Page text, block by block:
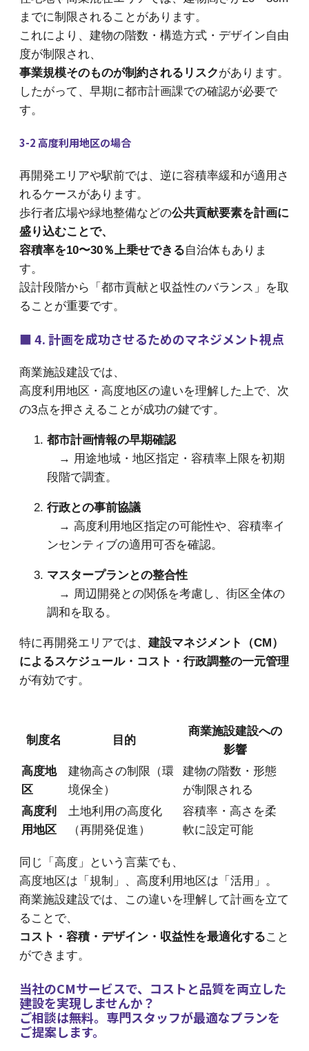
までに制限されることがあります。
これにより、建物の階数・構造方式・デザイン自由
度が制限され、
事業規模そのものが制約されるリスクがあります。
したがって、早期に都市計画課での確認が必要で
す。
3-2 高度利用地区の場合
再開発エリアや駅前では、逆に容積率緩和が適用さ
れるケースがあります。
歩行者広場や緑地整備などの公共貢献要素を計画に
盛り込むことで、
容積率を10〜30％上乗せできる自治体もありま
す。
設計段階から「都市貢献と収益性のバランス」を取
ることが重要です。
■ 4. 計画を成功させるためのマネジメント視点
商業施設建設では、
高度利用地区・高度地区の違いを理解した上で、次
の3点を押さえることが成功の鍵です。
都市計画情報の早期確認
→ 用途地域・地区指定・容積率上限を初期
段階で調査。
行政との事前協議
→ 高度利用地区指定の可能性や、容積率イ
ンセンティブの適用可否を確認。
マスタープランとの整合性
→ 周辺開発との関係を考慮し、街区全体の
調和を取る。
特に再開発エリアでは、 建設マネジメント（CM）
によるスケジュール・コスト・行政調整の一元管理
が有効です。
制度名 目的
商業施設建設への
影響
高度地
区
建物高さの制限（環
境保全）
建物の階数・形態
が制限される
高度利
用地区
土地利用の高度化
（再開発促進）
容積率・高さを柔
軟に設定可能
同じ「高度」という言葉でも、
高度地区は「規制」、高度利用地区は「活用」。
商業施設建設では、この違いを理解して計画を立て
ることで、
コスト・容積・デザイン・収益性を最適化すること
ができます。
当社のCMサービスで、コストと品質を両立した
建設を実現しませんか？
ご相談は無料。専門スタッフが最適なプランを
ご提案します。